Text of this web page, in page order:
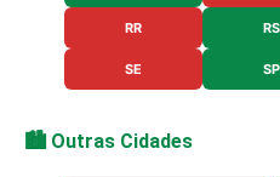
RR RS
SE SP
🏙️ Outras Cidades